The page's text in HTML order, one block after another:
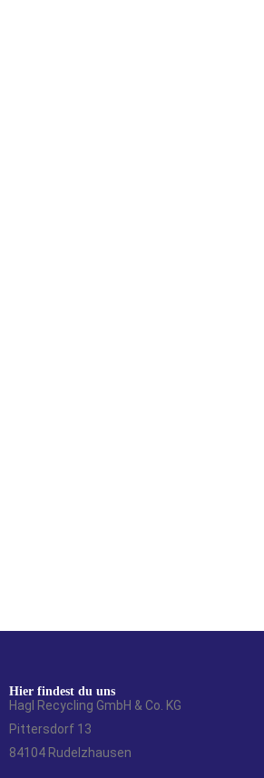
Hier findest du uns
Hagl Recycling GmbH & Co. KG
Pittersdorf 13
84104 Rudelzhausen